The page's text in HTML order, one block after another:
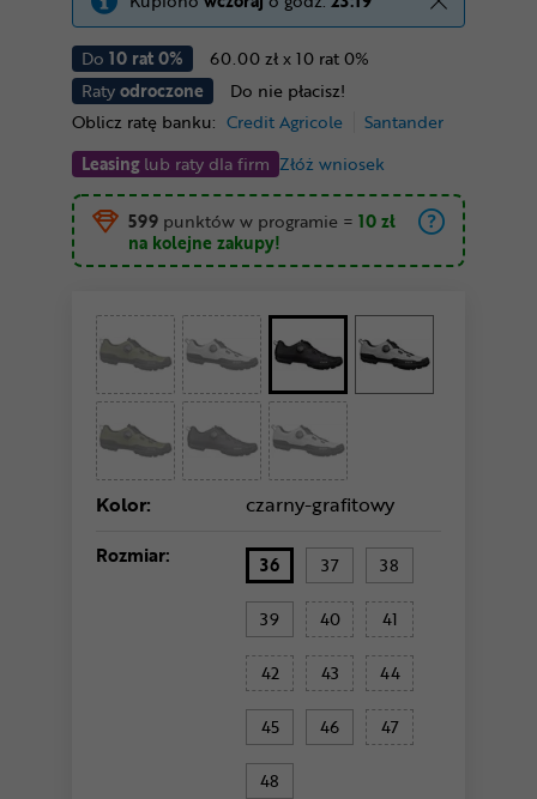
Do 10 rat 0%
60.00 zł x 10 rat 0%
Ratyodroczone
Do nie płacisz!
Oblicz ratę banku: Credit Agricole
Santander
Leasinglub raty dla firm Złóż wniosek
599 punktów w programie = 10 zł
na kolejne zakupy!
Kolor: czarny-grafitowy
Rozmiar: 36 37 38
39 40 41
42 43 44
45 46 47
48